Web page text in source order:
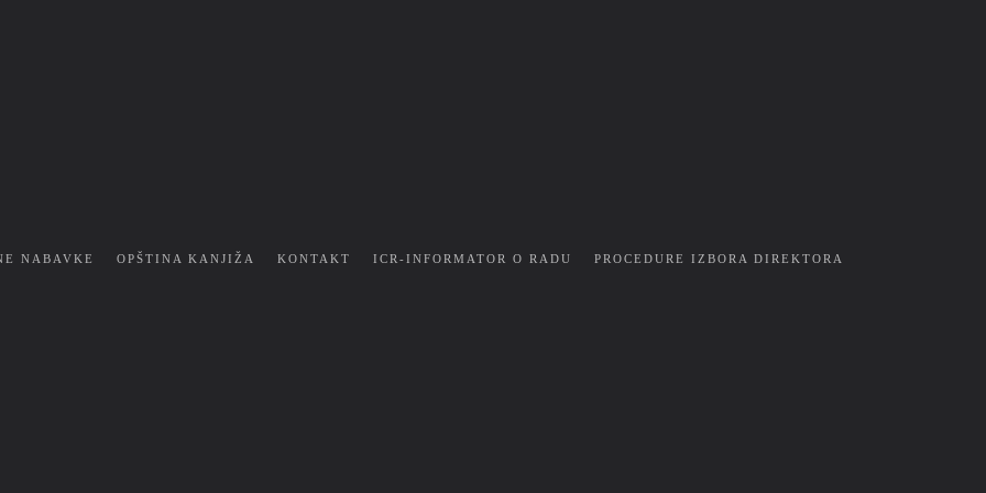
NABAVKE OPŠTINA KANJIŽA KONTAKT ICR-INFORMATOR O RADU PROCEDURE IZBORA DIREKTORA